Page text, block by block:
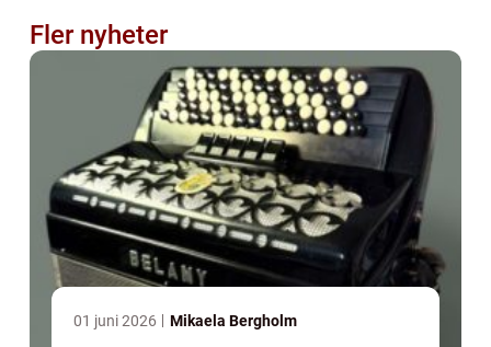
Fler nyheter
01 juni 2026 Mikaela Bergholm